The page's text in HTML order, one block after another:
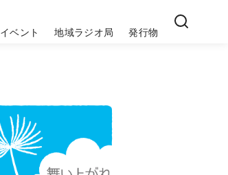
イベント 地域ラジオ局 発行物